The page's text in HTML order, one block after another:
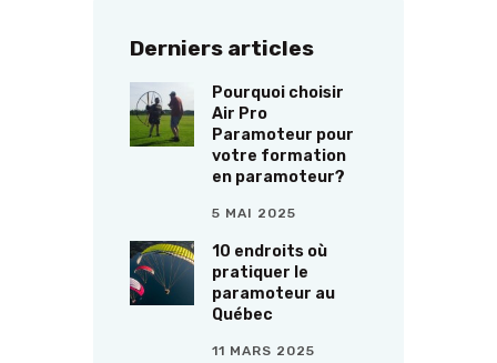
Derniers articles
Pourquoi choisir
Air Pro
Paramoteur pour
votre formation
en paramoteur?
5 MAI 2025
10 endroits où
pratiquer le
paramoteur au
Québec
11 MARS 2025